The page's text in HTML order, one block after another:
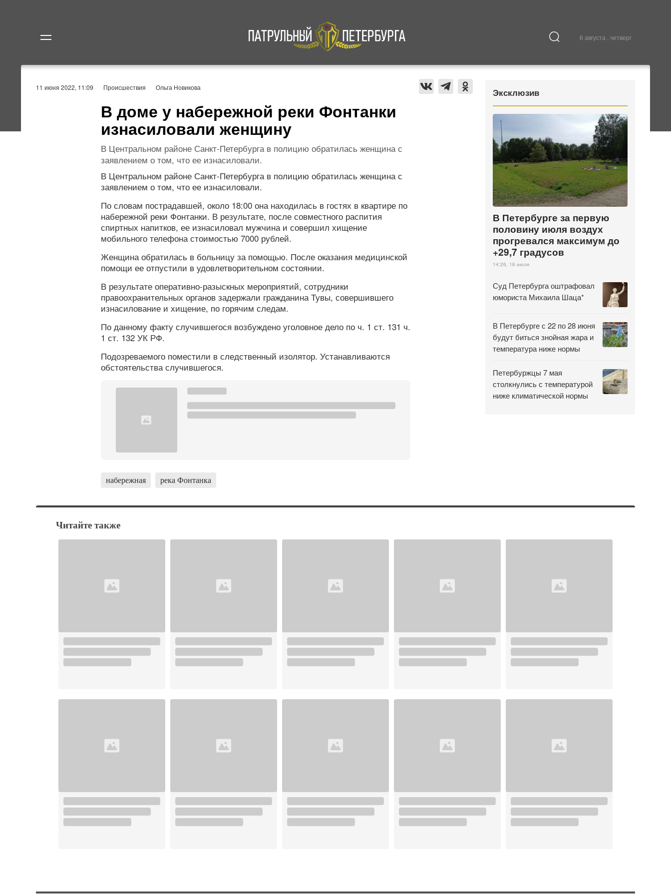
6 августа , четверг
Происшествия Культура
11 июня 2022, 11:09 Происшествия Ольга Новикова
В доме у набережной реки Фонтанки
изнасиловали женщину
В Центральном районе Санкт-Петербурга в полицию обратилась женщина с
заявлением о том, что ее изнасиловали.
В Центральном районе Санкт-Петербурга в полицию обратилась женщина с
заявлением о том, что ее изнасиловали.
По словам пострадавшей, около 18:00 она находилась в гостях в квартире по
набережной реки Фонтанки. В результате, после совместного распития
спиртных напитков, ее изнасиловал мужчина и совершил хищение
мобильного телефона стоимостью 7000 рублей.
Женщина обратилась в больницу за помощью. После оказания медицинской
помощи ее отпустили в удовлетворительном состоянии.
В результате оперативно-разыскных мероприятий, сотрудники
правоохранительных органов задержали гражданина Тувы, совершившего
изнасилование и хищение, по горячим следам.
По данному факту случившегося возбуждено уголовное дело по ч. 1 ст. 131 ч.
1 ст. 132 УК РФ.
Подозреваемого поместили в следственный изолятор. Устанавливаются
обстоятельства случившегося.
набережная река Фонтанка
Эксклюзив
В Петербурге за первую
половину июля воздух
прогревался максимум до
+29,7 градусов
14:26, 16 июля
Суд Петербурга оштрафовал
юмориста Михаила Шаца*
В Петербурге с 22 по 28 июня
будут биться знойная жара и
температура ниже нормы
Петербуржцы 7 мая
столкнулись с температурой
ниже климатической нормы
Читайте также